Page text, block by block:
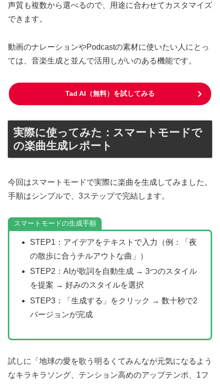
声質も複数から選べるので、用途に合わせてカスタマイズ
できます。
動画のナレーションやPodcastの素材に使いたい人にとっ
ては、音楽生成と並んで活用しがいのある機能です。
Tad AI（無料）を試してみる
実際に使ってみた：スマートモードで
の楽曲生成レポート
今回はスマートモードで実際に楽曲を生成してみました。
手順はシンプルで、3ステップで完結します。
スマートモードの生成手順
STEP1：アイデアをテキストで入力（例：「夜
の散歩に合うチルアウトな曲」）
STEP2：AIが歌詞を自動生成 → 3つのスタイル
を提案 → 好みのスタイルを選択
STEP3：「生成する」をクリック → 数十秒で2
バージョンが完成
試しに「地球の愛を歌う明るくてみんなが元気になるよう
なキラキラソング、テンション高めのアップテンポ、1フ